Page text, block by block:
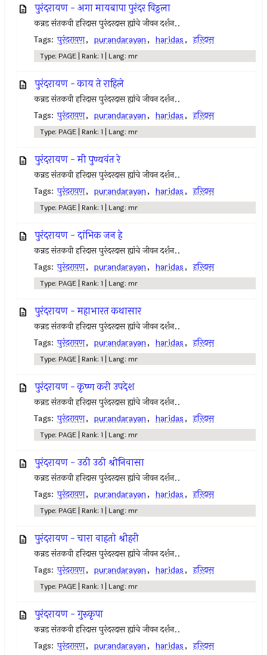
पुरंदरायण - अगा मायबापा पुरंदर विठ्ठला
कन्नड संतकवी हरिदास पुरंदरदास ह्यांचे जीवन दर्शन..
Tags: पुरंदरायण, purandarayan, haridas, हरिदास
Type: PAGE | Rank: 1 | Lang: mr
पुरंदरायण - काय ते राहिले
कन्नड संतकवी हरिदास पुरंदरदास ह्यांचे जीवन दर्शन..
Tags: पुरंदरायण, purandarayan, haridas, हरिदास
Type: PAGE | Rank: 1 | Lang: mr
पुरंदरायण - मी पुण्यवंत रे
कन्नड संतकवी हरिदास पुरंदरदास ह्यांचे जीवन दर्शन..
Tags: पुरंदरायण, purandarayan, haridas, हरिदास
Type: PAGE | Rank: 1 | Lang: mr
पुरंदरायण - दांभिक जन हे
कन्नड संतकवी हरिदास पुरंदरदास ह्यांचे जीवन दर्शन..
Tags: पुरंदरायण, purandarayan, haridas, हरिदास
Type: PAGE | Rank: 1 | Lang: mr
पुरंदरायण - महाभारत कथासार
कन्नड संतकवी हरिदास पुरंदरदास ह्यांचे जीवन दर्शन..
Tags: पुरंदरायण, purandarayan, haridas, हरिदास
Type: PAGE | Rank: 1 | Lang: mr
पुरंदरायण - कृष्ण करी उपदेश
कन्नड संतकवी हरिदास पुरंदरदास ह्यांचे जीवन दर्शन..
Tags: पुरंदरायण, purandarayan, haridas, हरिदास
Type: PAGE | Rank: 1 | Lang: mr
पुरंदरायण - उठी उठी श्रीनिवासा
कन्नड संतकवी हरिदास पुरंदरदास ह्यांचे जीवन दर्शन..
Tags: पुरंदरायण, purandarayan, haridas, हरिदास
Type: PAGE | Rank: 1 | Lang: mr
पुरंदरायण - चारा वाहतो श्रीहरी
कन्नड संतकवी हरिदास पुरंदरदास ह्यांचे जीवन दर्शन..
Tags: पुरंदरायण, purandarayan, haridas, हरिदास
Type: PAGE | Rank: 1 | Lang: mr
पुरंदरायण - गुरुकृपा
कन्नड संतकवी हरिदास पुरंदरदास ह्यांचे जीवन दर्शन..
Tags: पुरंदरायण, purandarayan, haridas, हरिदास